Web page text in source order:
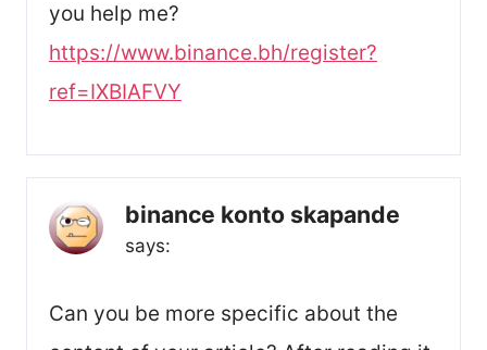
you help me?
https://www.binance.bh/register?
ref=IXBIAFVY
binance konto skapande
says:
Can you be more specific about the